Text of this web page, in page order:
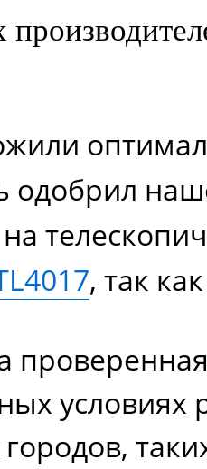
одобрил
, так
условиях